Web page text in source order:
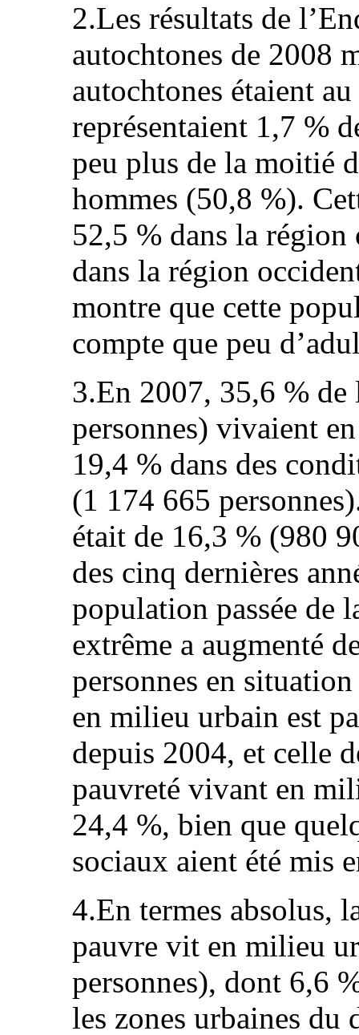
2.Les résultats de
autochtones de 2008
autochtones étaient
représentaient 1,7 %
peu plus de la moitié
hommes (50,8 %).
52,5 % dans la
dans la région
montre que cette
compte que peu
3.En 2007, 35,6 %
personnes) vivaient
19,4 % dans des
(1 174 665
était de 16,3 % (980
des cinq dernières
population passée de
extrême a augmenté
personnes en
en milieu urbain est
depuis 2004, et celle
pauvreté vivant en
24,4 %, bien que
sociaux aient été mis
4.En termes absolus,
pauvre vit en milieu
personnes), dont 6,6
les zones urbaines du